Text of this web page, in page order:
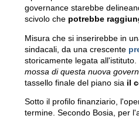
governance starebbe
scivolo che potrebbe
Misura che si inserirebbe in
sindacali, da una crescente
storicamente legata all'istituto.
mossa di questa nuova
tassello finale del piano sia il
Sotto il profilo finanziario,
termine. Secondo Bosia, per